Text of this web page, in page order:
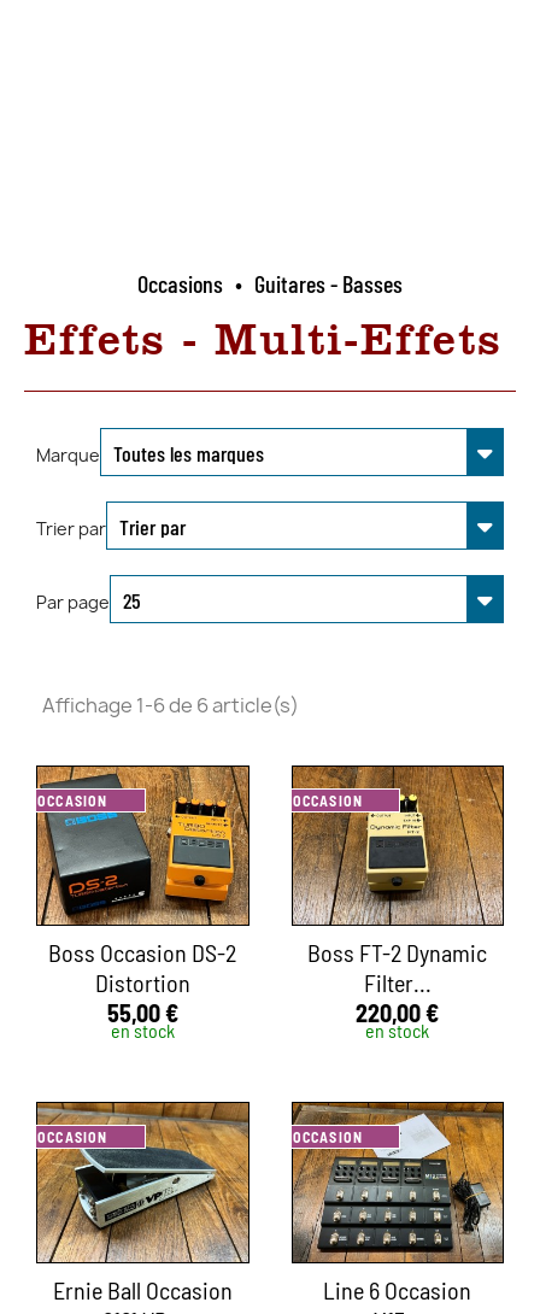
Occasions • Guitares - Basses
Effets - Multi-Effets
Marque
Trier par
Par page
Affichage 1-6 de 6 article(s)
OCCASION
Boss Occasion DS-2
Distortion
55,00 €
en stock
OCCASION
Boss FT-2 Dynamic
Filter...
220,00 €
en stock
OCCASION
Ernie Ball Occasion
OCCASION
Line 6 Occasion